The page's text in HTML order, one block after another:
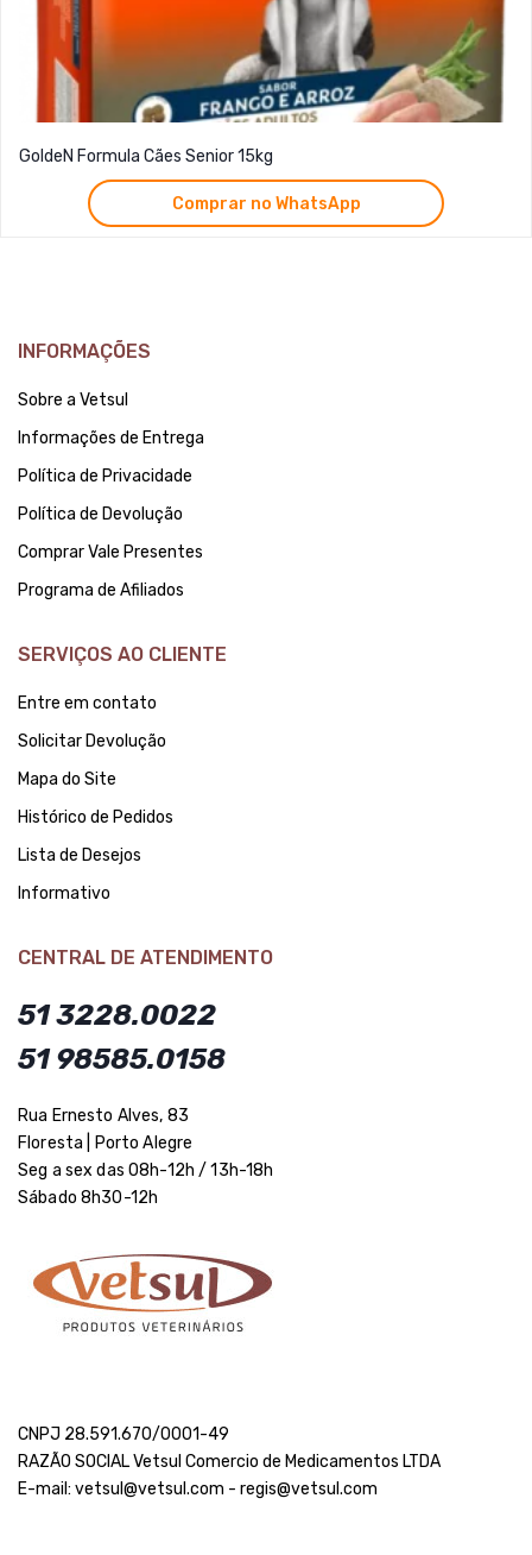
GoldeN Formula Cães Senior 15kg
Comprar no WhatsApp
INFORMAÇÕES
Sobre a Vetsul
Informações de Entrega
Política de Privacidade
Política de Devolução
Comprar Vale Presentes
Programa de Afiliados
SERVIÇOS AO CLIENTE
Entre em contato
Solicitar Devolução
Mapa do Site
Histórico de Pedidos
Lista de Desejos
Informativo
CENTRAL DE ATENDIMENTO
51 3228.0022
51 98585.0158
Rua Ernesto Alves, 83
Floresta | Porto Alegre
Seg a sex das 08h-12h / 13h-18h
Sábado 8h30-12h
CNPJ 28.591.670/0001-49
RAZÃO SOCIAL Vetsul Comercio de Medicamentos LTDA
E-mail: vetsul@vetsul.com - regis@vetsul.com